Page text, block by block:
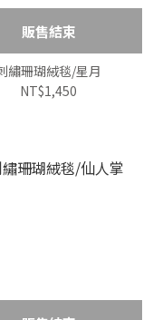
販售結束
繡珊瑚絨毯/星月
NT$1,450